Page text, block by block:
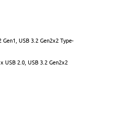
Gen1, USB 3.2 Gen2x2 Type-
USB 2.0, USB 3.2 Gen2x2